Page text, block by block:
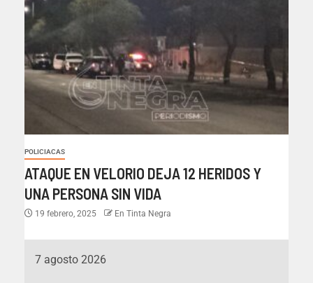
POLICIACAS
ATAQUE EN VELORIO DEJA 12 HERIDOS Y
UNA PERSONA SIN VIDA
19 febrero, 2025 En Tinta Negra
7 agosto 2026